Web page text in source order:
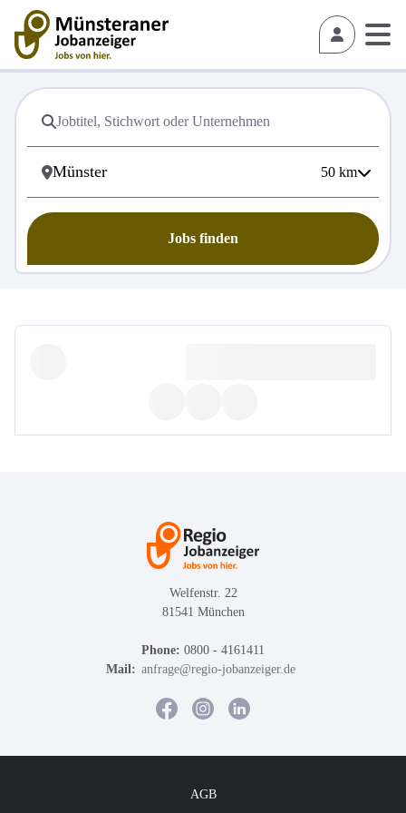
50 km
Jobs finden
Welfenstr. 22
81541 München
Phone: 0800 - 4161411
Mail: anfrage@regio-jobanzeiger.de
AGB